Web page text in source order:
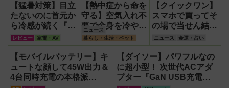
【猛暑対策】目立
たないのに首元か
ら冷感が続く『レ
オン ポケット6 』
なら、満員電車で
も涼しい顔！
レビュー 家電・AV
【熱中症から命を
守る】空気入れ不
要で全身を冷やす
『ワンタッチアイ
スバス』。子ども
たちのスポーツ現
場に1台置くべき
理由
ニュース
暮らし・生活・ペット
【クイックワン】
スマホで買ってそ
の場で当せん結果
がわかるネット専
用宝くじのしくみ
と買い方
ニュース 金運・占い
【モバイルバッテリー】キ
ュートな顔して45W出力＆
4台同時充電の本格派
【ダイソー】パワフルなの
に超小型！ 次世代ACアダ
プター『GaN USB充電